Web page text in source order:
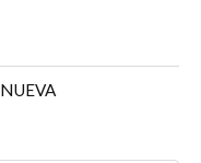
NUEVA